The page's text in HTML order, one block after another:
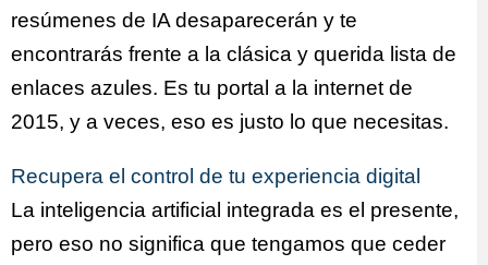
resúmenes de IA desaparecerán y te
encontrarás frente a la clásica y querida lista de
enlaces azules. Es tu portal a la internet de
2015, y a veces, eso es justo lo que necesitas.
Recupera el control de tu experiencia digital
La inteligencia artificial integrada es el presente,
pero eso no significa que tengamos que ceder